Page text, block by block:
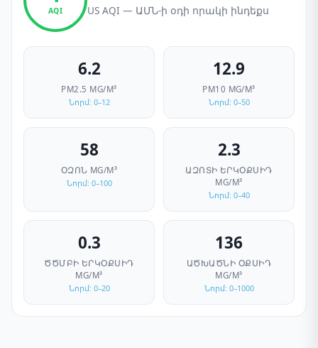
AQI US AQI — ԱՄՆ-ի օդի որակի ինդեքս
6.2
PM2.5 ΜG/M³
Նորմ: 0–12
12.9
PM10 ΜG/M³
Նորմ: 0–50
58
ՕԶՈՆ ΜG/M³
Նորմ: 0–100
2.3
ԱԶՈՏԻ ԵՐԿՕՔՍԻԴ
ΜG/M³
Նորմ: 0–40
0.3
ԾԾՄԲԻ ԵՐԿՕՔՍԻԴ
ΜG/M³
Նորմ: 0–20
136
ԱԾԽԱԾՆԻ ՕՔՍԻԴ
ΜG/M³
Նորմ: 0–1000